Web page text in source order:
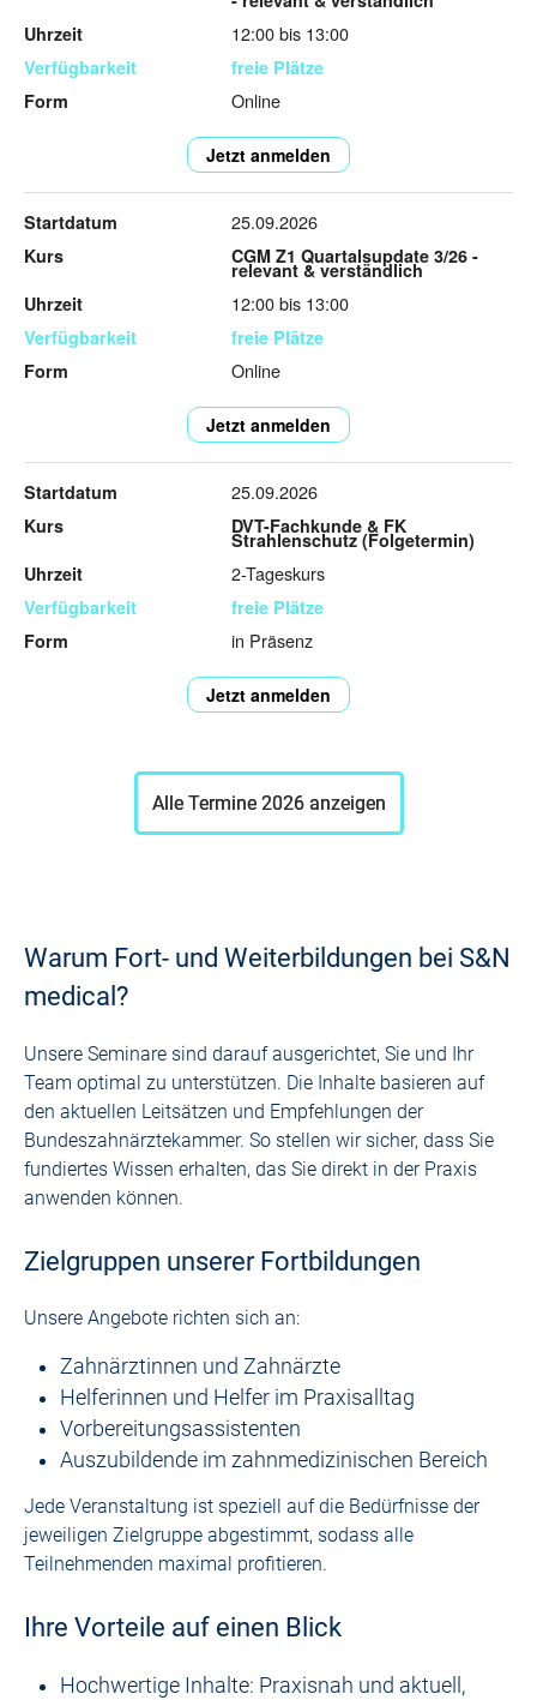
12:00 bis 13:00
freie Plätze
Online
Jetzt anmelden
25.09.2026
CGM Z1 Quartalsupdate 3/26 -
relevant & verständlich
12:00 bis 13:00
freie Plätze
Online
Jetzt anmelden
25.09.2026
DVT-Fachkunde & FK
Strahlenschutz (Folgetermin)
2-Tageskurs
freie Plätze
in Präsenz
Jetzt anmelden
Alle Termine 2026 anzeigen
Warum Fort- und Weiterbildungen bei S&N
medical?
Unsere Seminare sind darauf ausgerichtet, Sie und Ihr
Team optimal zu unterstützen. Die Inhalte basieren auf
den aktuellen Leitsätzen und Empfehlungen der
Bundeszahnärztekammer. So stellen wir sicher, dass Sie
fundiertes Wissen erhalten, das Sie direkt in der Praxis
anwenden können.
Zielgruppen unserer Fortbildungen
Unsere Angebote richten sich an:
Zahnärztinnen und Zahnärzte
Helferinnen und Helfer im Praxisalltag
Vorbereitungsassistenten
Auszubildende im zahnmedizinischen Bereich
Jede Veranstaltung ist speziell auf die Bedürfnisse der
jeweiligen Zielgruppe abgestimmt, sodass alle
Teilnehmenden maximal profitieren.
Ihre Vorteile auf einen Blick
Hochwertige Inhalte: Praxisnah und aktuell,